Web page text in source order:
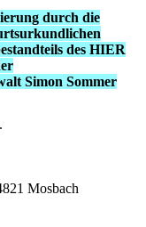
durch die
des HIER
Simon Sommer
Mosbach